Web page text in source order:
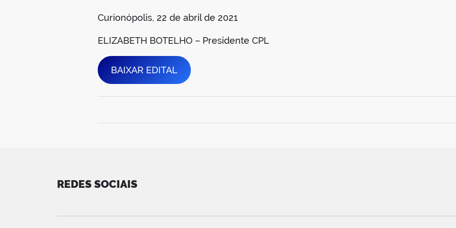
Curionópolis, 22 de abril de 2021
ELIZABETH BOTELHO – Presidente CPL
BAIXAR EDITAL
REDES SOCIAIS